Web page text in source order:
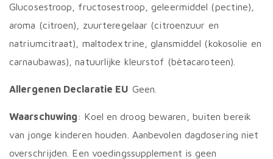
Glucosestroop, fructosestroop, geleermiddel (pectine),
aroma (citroen), zuurteregelaar (citroenzuur en
natriumcitraat), maltodextrine, glansmiddel (kokosolie en
carnaubawas), natuurlijke kleurstof (bètacaroteen).
Allergenen Declaratie EU Geen.
Waarschuwing: Koel en droog bewaren, buiten bereik
van jonge kinderen houden. Aanbevolen dagdosering niet
overschrijden. Een voedingssupplement is geen